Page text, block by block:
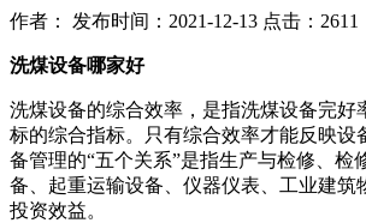
作者： 发布时间：2021-12-13 点击：2611
洗煤设备哪家好
洗煤设备的综合效率，是指洗煤设备完
标的综合指标。只有综合效率才能反映设
备管理的“五个关系”是指生产与检修、
备、起重运输设备、仪器仪表、工业建
投资效益。